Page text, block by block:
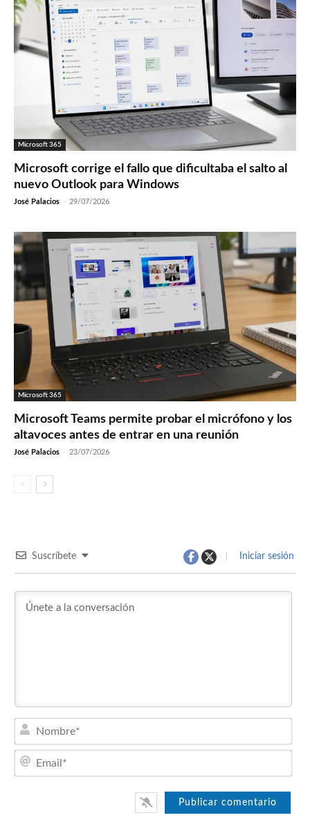
Microsoft 365
Microsoft corrige el fallo que dificultaba el salto al
nuevo Outlook para Windows
José Palacios - 29/07/2026
Microsoft 365
Microsoft Teams permite probar el micrófono y los
altavoces antes de entrar en una reunión
José Palacios - 23/07/2026
Suscríbete Iniciar sesión